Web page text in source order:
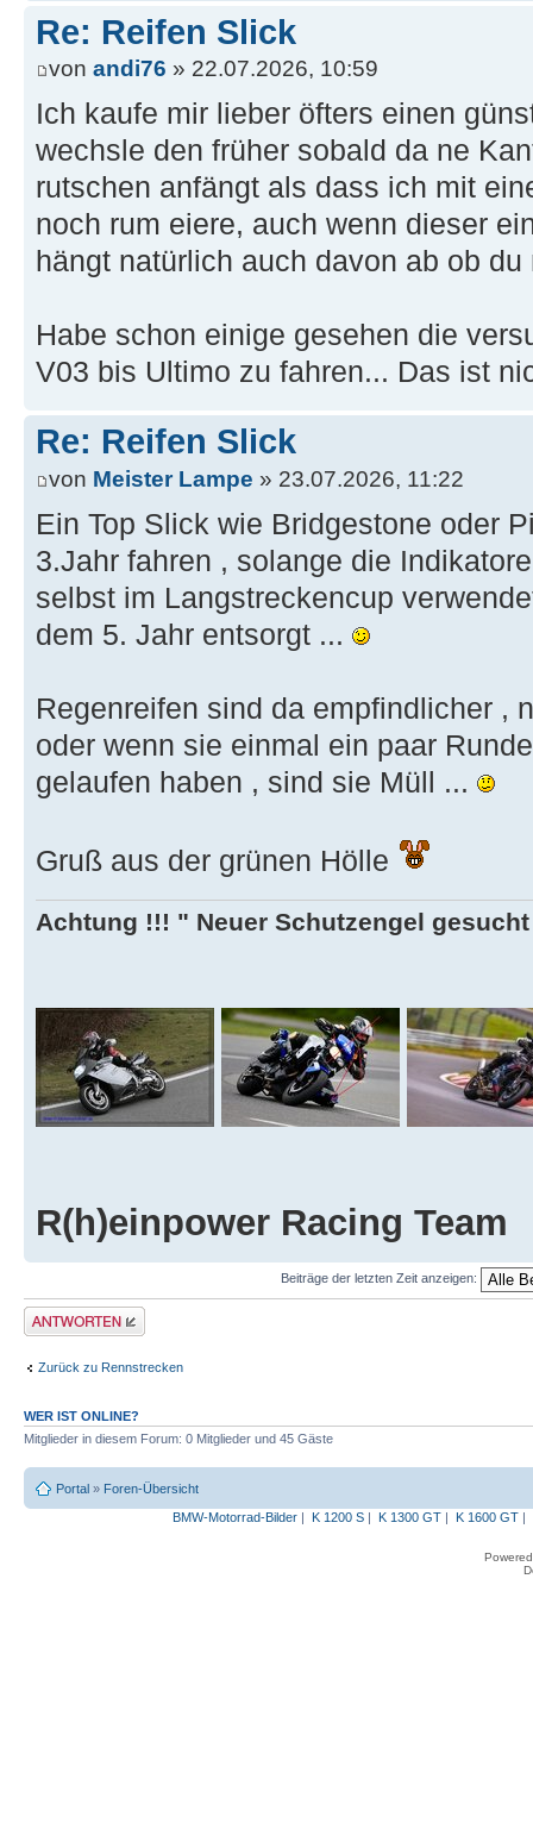
Re: Reifen Slick
von andi76 » 22.07.2026, 10:59
Ich kaufe mir lieber öfters einen
wechsle den früher sobald da ne
rutschen anfängt als dass ich mit
noch rum eiere, auch wenn dieser
hängt natürlich auch davon ab ob
Habe schon einige gesehen die
V03 bis Ultimo zu fahren... Das ist
Re: Reifen Slick
von Meister Lampe » 23.07.2026, 11:22
Ein Top Slick wie Bridgestone oder
3.Jahr fahren , solange die
selbst im Langstreckencup
dem 5. Jahr entsorgt ...
Regenreifen sind da empfindlicher ,
oder wenn sie einmal ein paar
gelaufen haben , sind sie Müll ...
Gruß aus der grünen Hölle
Achtung !!! " Neuer Schutzengel
R(h)einpower Racing Team
Beiträge der letzten Zeit anzeigen:
Antwort erstellen
Zurück zu Rennstrecken
WER IST ONLINE?
Mitglieder in diesem Forum: 0 Mitglieder und 45 Gäste
Portal » Foren-Übersicht
BMW-Motorrad-Bilder| K 1200 S| K 1300 GT| K 1600 GT|